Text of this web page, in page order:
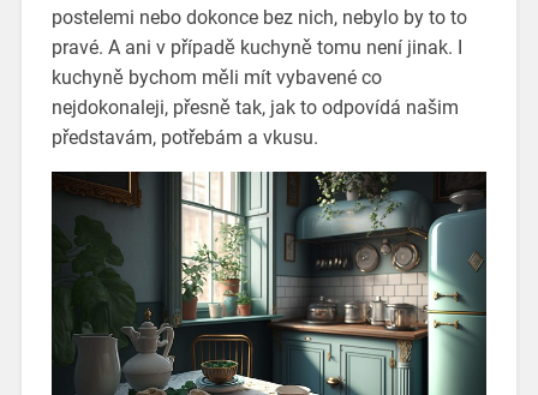
postelemi nebo dokonce bez nich, nebylo by to to
pravé. A ani v případě kuchyně tomu není jinak. I
kuchyně bychom měli mít vybavené co
nejdokonaleji, přesně tak, jak to odpovídá našim
představám, potřebám a vkusu.